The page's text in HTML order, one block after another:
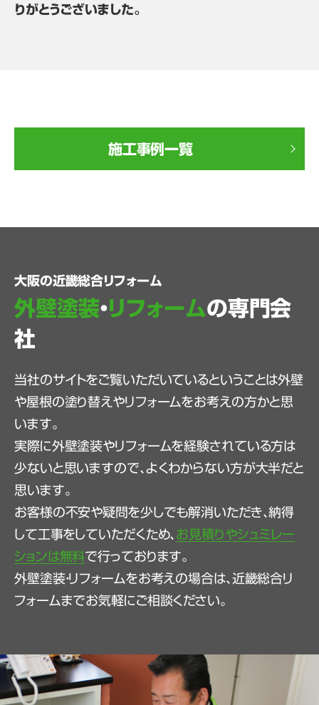
りがとうございました。
施工事例一覧
大阪の近畿総合リフォーム
外壁塗装・リフォームの専門会
社
当社のサイトをご覧いただいているということは外壁
や屋根の塗り替えやリフォームをお考えの方かと思
います。
実際に外壁塗装やリフォームを経験されている方は
少ないと思いますので、よくわからない方が大半だと
思います。
お客様の不安や疑問を少しでも解消いただき、納得
して工事をしていただくため、 お見積りやシュミレー
ションは無料で行っております。
外壁塗装・リフォームをお考えの場合は、近畿総合リ
フォームまでお気軽にご相談ください。